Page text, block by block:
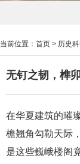
当前位置： 首页 > 历史
无钉之韧，榫
在华夏建筑的璀
檐翘角勾勒天际
是这些巍峨楼阁